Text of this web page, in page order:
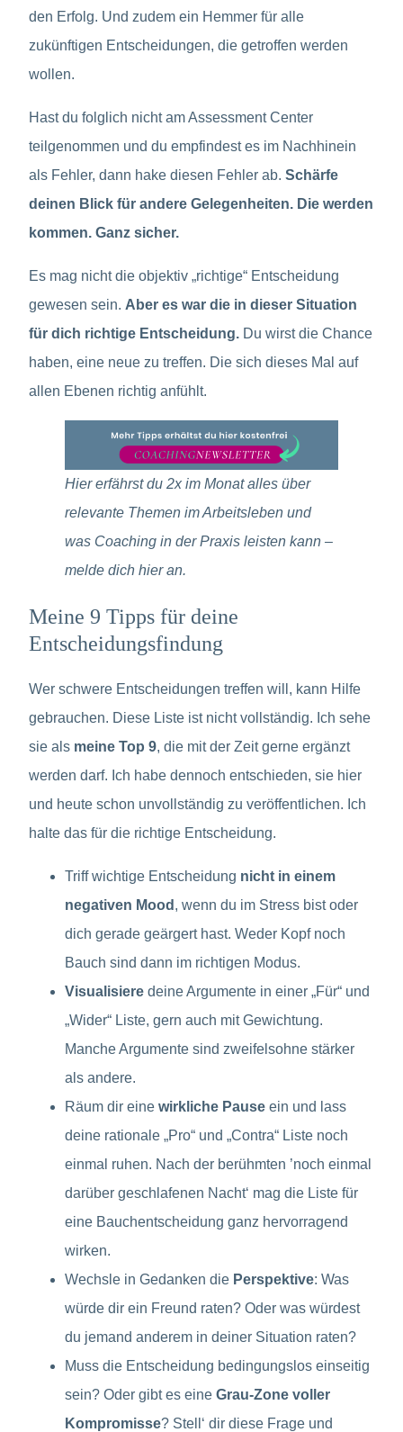
den Erfolg. Und zudem ein Hemmer für alle
zukünftigen Entscheidungen, die getroffen werden
wollen.
Hast du folglich nicht am Assessment Center
teilgenommen und du empfindest es im Nachhinein
als Fehler, dann hake diesen Fehler ab. Schärfe
deinen Blick für andere Gelegenheiten. Die werden
kommen. Ganz sicher.
Es mag nicht die objektiv „richtige“ Entscheidung
gewesen sein. Aber es war die in dieser Situation
für dich richtige Entscheidung. Du wirst die Chance
haben, eine neue zu treffen. Die sich dieses Mal auf
allen Ebenen richtig anfühlt.
Hier erfährst du 2x im Monat alles über
relevante Themen im Arbeitsleben und
was Coaching in der Praxis leisten kann –
melde dich hier an.
Meine 9 Tipps für deine
Entscheidungsfindung
Wer schwere Entscheidungen treffen will, kann Hilfe
gebrauchen. Diese Liste ist nicht vollständig. Ich sehe
sie als meine Top 9, die mit der Zeit gerne ergänzt
werden darf. Ich habe dennoch entschieden, sie hier
und heute schon unvollständig zu veröffentlichen. Ich
halte das für die richtige Entscheidung.
Triff wichtige Entscheidung nicht in einem
negativen Mood , wenn du im Stress bist oder
dich gerade geärgert hast. Weder Kopf noch
Bauch sind dann im richtigen Modus.
Visualisiere deine Argumente in einer „Für“ und
„Wider“ Liste, gern auch mit Gewichtung.
Manche Argumente sind zweifelsohne stärker
als andere.
Räum dir eine wirkliche Pause ein und lass
deine rationale „Pro“ und „Contra“ Liste noch
einmal ruhen. Nach der berühmten ’noch einmal
darüber geschlafenen Nacht‘ mag die Liste für
eine Bauchentscheidung ganz hervorragend
wirken.
Wechsle in Gedanken die Perspektive: Was
würde dir ein Freund raten? Oder was würdest
du jemand anderem in deiner Situation raten?
Muss die Entscheidung bedingungslos einseitig
sein? Oder gibt es eine Grau-Zone voller
Kompromisse? Stell‘ dir diese Frage und